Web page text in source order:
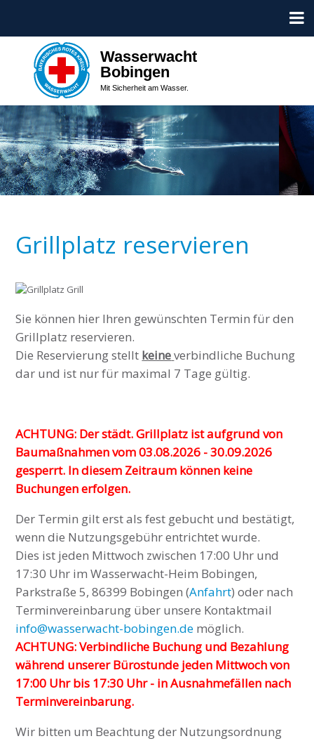
Wasserwacht
Bobingen
Mit Sicherheit am Wasser.
Grillplatz reservieren
Sie können hier Ihren gewünschten Termin für den
Grillplatz reservieren.
Die Reservierung stellt keineverbindliche Buchung
dar und ist nur für maximal 7 Tage gültig.
ACHTUNG: Der städt. Grillplatz ist aufgrund von
Baumaßnahmen vom 03.08.2026 - 30.09.2026
gesperrt. In diesem Zeitraum können keine
Buchungen erfolgen.
Der Termin gilt erst als fest gebucht und bestätigt,
wenn die Nutzungsgebühr entrichtet wurde.
Dies ist jeden Mittwoch zwischen 17:00 Uhr und
17:30 Uhr im Wasserwacht-Heim Bobingen,
Parkstraße 5, 86399 Bobingen (Anfahrt) oder nach
Terminvereinbarung über unsere Kontaktmail
info@wasserwacht-bobingen.de möglich.
ACHTUNG: Verbindliche Buchung und Bezahlung
während unserer Bürostunde jeden Mittwoch von
17:00 Uhr bis 17:30 Uhr - in Ausnahmefällen nach
Terminvereinbarung.
Wir bitten um Beachtung der Nutzungsordnung